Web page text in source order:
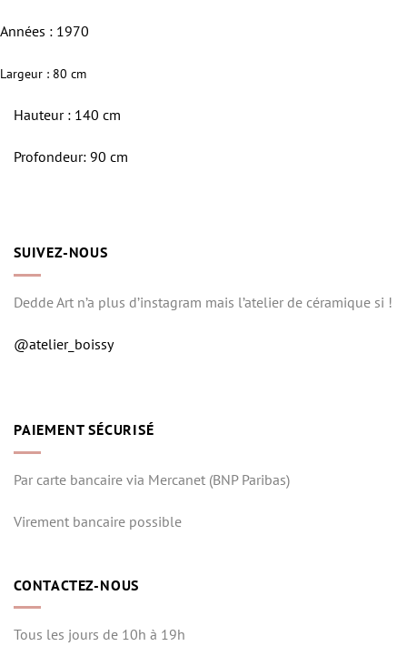
Années : 1970
Largeur : 80 cm
Hauteur : 140 cm
Profondeur: 90 cm
SUIVEZ-NOUS
Dedde Art n’a plus d’instagram mais l’atelier de céramique si !
@atelier_boissy
PAIEMENT SÉCURISÉ
Par carte bancaire via Mercanet (BNP Paribas)
Virement bancaire possible
CONTACTEZ-NOUS
Tous les jours de 10h à 19h